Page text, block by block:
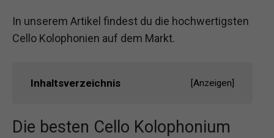
In unserem Artikel findest du die hochwertigsten
Cello Kolophonien auf dem Markt.
Inhaltsverzeichnis [Anzeigen]
Die besten Cello Kolophonium